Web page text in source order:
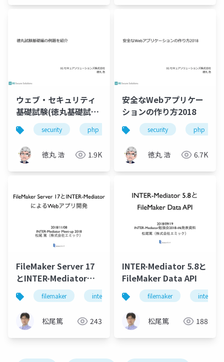
ウェブ・セキュリティ
基礎試験(徳丸基礎試
験）の模擬試験問題
security php
徳丸 浩 1.9K
安全なWebアプリケー
ションの作り方2018
security php
徳丸 浩 6.7K
FileMaker Server 17
とINTER-Mediatorに
よるWebアプリ開発
filemaker intermediator php server
松尾篤 243
INTER-Mediator 5.8と
FileMaker Data API
filemaker
松尾篤 188